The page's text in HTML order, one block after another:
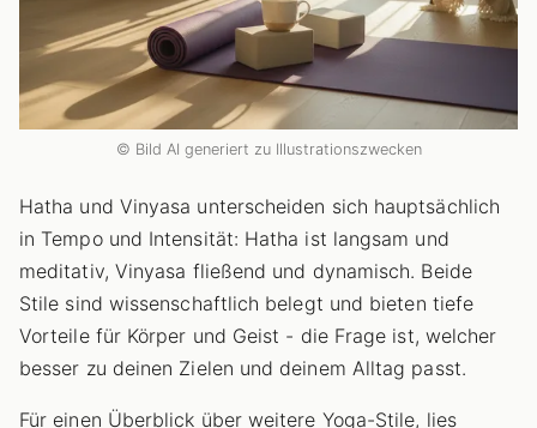
© Bild AI generiert zu Illustrationszwecken
Hatha und Vinyasa unterscheiden sich hauptsächlich
in Tempo und Intensität: Hatha ist langsam und
meditativ, Vinyasa fließend und dynamisch. Beide
Stile sind wissenschaftlich belegt und bieten tiefe
Vorteile für Körper und Geist - die Frage ist, welcher
besser zu deinen Zielen und deinem Alltag passt.
Für einen Überblick über weitere Yoga-Stile, lies